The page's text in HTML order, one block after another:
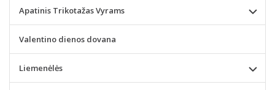
Apatinis Trikotažas Vyrams
Valentino dienos dovana
Liemenėlės